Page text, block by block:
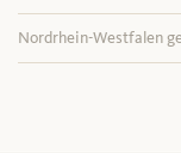
Nordrhein-Westfalen